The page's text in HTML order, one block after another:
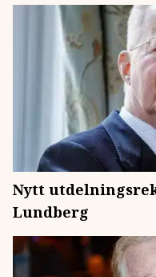
Nytt
Lundberg